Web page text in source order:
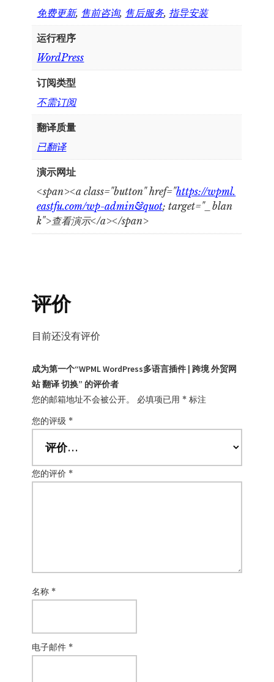
免费更新, 售前咨询, 售后服务, 指导安装
运行程序
WordPress
订阅类型
不需订阅
翻译质量
已翻译
演示网址
<span><a class="button" href="https://wpml.
eastfu.com/wp-admin&quot; target="_blan
k">查看演示</a></span>
评价
目前还没有评价
成为第一个“WPML WordPress多语言插件 | 跨境 外贸网
站 翻译 切换” 的评价者
您的邮箱地址不会被公开。
必填项已用 * 标注
您的评级 *
您的评价 *
名称 *
电子邮件 *